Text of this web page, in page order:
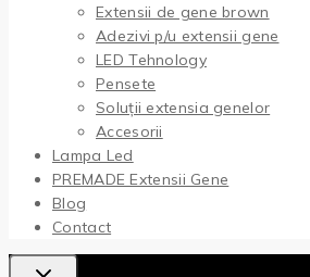
Extensii de gene brown
Adezivi p/u extensii gene
LED Tehnology
Pensete
Soluții extensia genelor
Accesorii
Lampa Led
PREMADE Extensii Gene
Blog
Contact